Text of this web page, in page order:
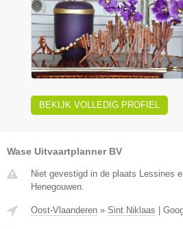
BEKIJK VOLLEDIG PROFIEL
Wase Uitvaartplanner BV
Niet gevestigd in de plaats Lessines
Henegouwen.
Oost-Vlaanderen » Sint Niklaas